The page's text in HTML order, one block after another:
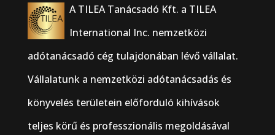
A TILEA Tanácsadó Kft. a TILEA
International Inc. nemzetközi
adótanácsadó cég tulajdonában lévő vállalat.
Vállalatunk a nemzetközi adótanácsadás és
könyvelés területein előforduló kihívások
teljes körű és professzionális megoldásával